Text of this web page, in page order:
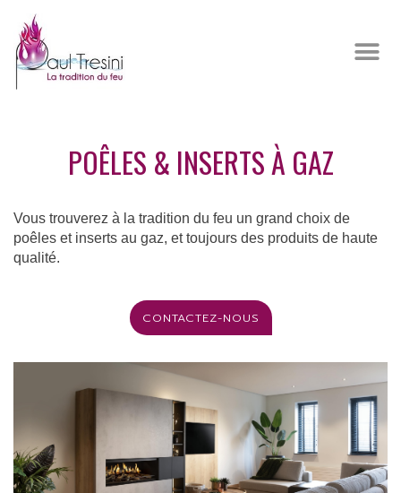
POÊLES & INSERTS À GAZ
Vous trouverez à la tradition du feu un grand choix de
poêles et inserts au gaz, et toujours des produits de haute
qualité.
CONTACTEZ-NOUS